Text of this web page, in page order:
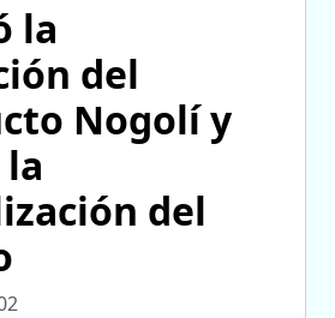
la
del
Nogolí y
del